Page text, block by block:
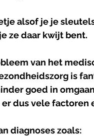
alsof je je
ze daar kwijt bent.
van het
is
goed in
dus vele factoren
diagnoses zoals: